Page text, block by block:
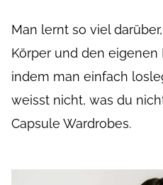
Man lernt so viel
Körper und den
indem man einfach
weisst nicht, was du
Capsule Wardrobes.